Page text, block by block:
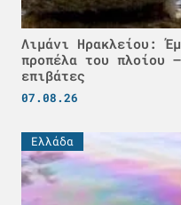
Λιμάνι Ηρακλείου:
προπέλα του πλοίου
επιβάτες
07.08.26
Ελλάδα